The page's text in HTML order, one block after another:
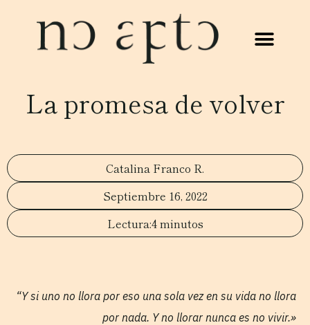
La promesa de volver
Catalina Franco R.
Septiembre 16, 2022
4 minutos
“Y si uno no llora por eso una sola vez en su vida no llora
por nada. Y no llorar nunca es no vivir.»